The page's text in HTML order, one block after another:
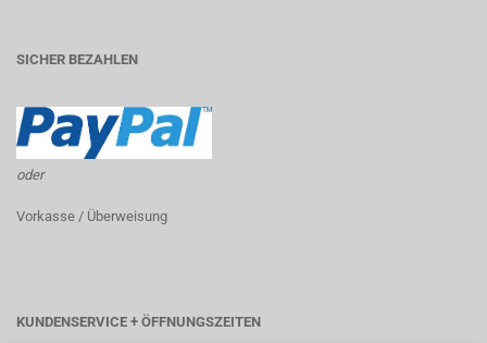
SICHER BEZAHLEN
oder
Vorkasse / Überweisung
KUNDENSERVICE + ÖFFNUNGSZEITEN